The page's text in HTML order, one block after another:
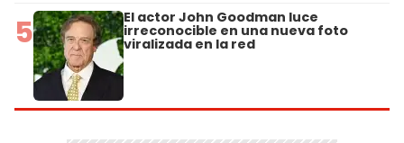
5 El actor John Goodman luce
irreconocible en una nueva foto
viralizada en la red